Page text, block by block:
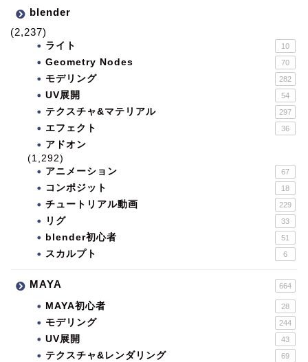
blender
(2,237)
ライト 10
Geometry Nodes 70
モデリング 282
UV展開 54
テクスチャ&マテリアル 297
エフェクト 36
アドオン
(1,292)
アニメーション
67
コンポジット 18
チュートリアル動画 229
リグ 33
blender初心者 51
スカルプト 6
MAYA 664
MAYA初心者 28
モデリング 244
UV展開 43
テクスチャ&レンダリング 69